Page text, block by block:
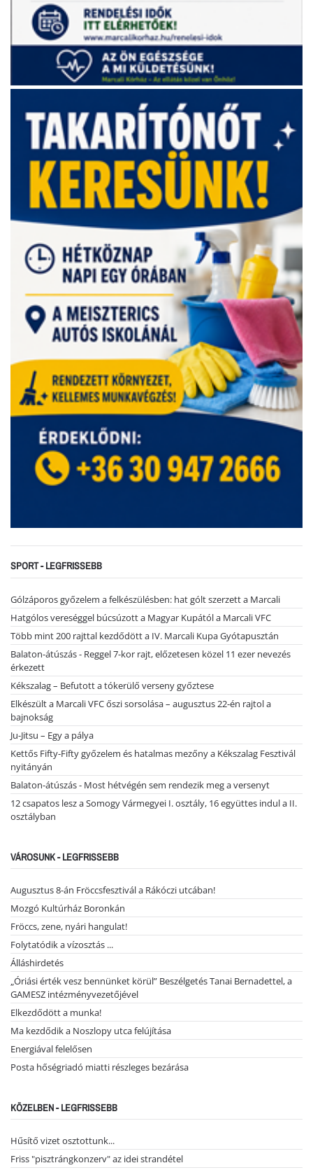
SPORT - LEGFRISSEBB
Gólzáporos győzelem a felkészülésben: hat gólt szerzett a Marcali
Hatgólos vereséggel búcsúzott a Magyar Kupától a Marcali VFC
Több mint 200 rajttal kezdődött a IV. Marcali Kupa Gyótapusztán
Balaton-átúszás - Reggel 7-kor rajt, előzetesen közel 11 ezer nevezés
érkezett
Kékszalag – Befutott a tókerülő verseny győztese
Elkészült a Marcali VFC őszi sorsolása – augusztus 22-én rajtol a
bajnokság
Ju-Jitsu – Egy a pálya
Kettős Fifty-Fifty győzelem és hatalmas mezőny a Kékszalag Fesztivál
nyitányán
Balaton-átúszás - Most hétvégén sem rendezik meg a versenyt
12 csapatos lesz a Somogy Vármegyei I. osztály, 16 együttes indul a II.
osztályban
VÁROSUNK - LEGFRISSEBB
Augusztus 8-án Fröccsfesztivál a Rákóczi utcában!
Mozgó Kultúrház Boronkán
Fröccs, zene, nyári hangulat!
Folytatódik a vízosztás ...
Álláshirdetés
„Óriási érték vesz bennünket körül” Beszélgetés Tanai Bernadettel, a
GAMESZ intézményvezetőjével
Elkezdődött a munka!
Ma kezdődik a Noszlopy utca felújítása
Energiával felelősen
Posta hőségriadó miatti részleges bezárása
KÖZELBEN - LEGFRISSEBB
Hűsítő vizet osztottunk...
Friss "pisztrángkonzerv" az idei strandétel